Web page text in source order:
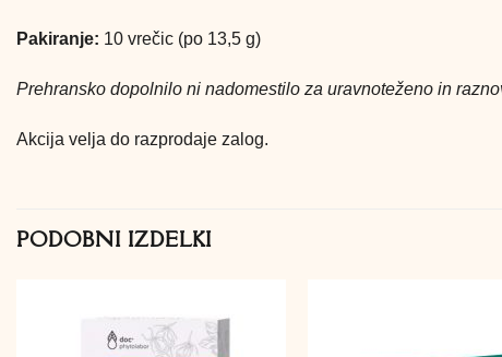
Pakiranje: 10 vrečic (po 13,5 g)
Prehransko dopolnilo ni nadomestilo za uravnoteženo in
Akcija velja do razprodaje zalog.
PODOBNI IZDELKI